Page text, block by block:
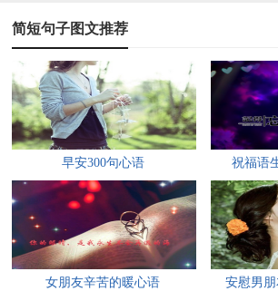
望；把握机遇与缘分；拥抱辉煌与幸福！
4、多点努力，离梦想就近一点；多点拼
远；将奋斗化作力量装在心间，将豪情壮志
祝你2022壮志入胸怀，成功顺利迎面来！
5、在2021年的最后一天，一定要跟喜欢
跨年。
6、每天醒来都有两个选择，继续做梦或
2021年最后一天了，加油。
简短句子图文推荐
早安300句心语 祝福语
女朋友辛苦的暖心语 安慰男